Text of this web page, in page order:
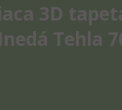
3D
Tehla